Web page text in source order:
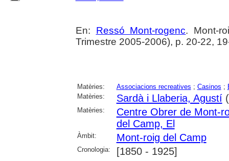
En: Ressó Mont-rogenc. Mont-
Trimestre 2005-2006), p. 20-22,
Matèries: Associacions recreatives ; Casinos ;
Matèries:
Sardà i Llaberia, Agustí
Matèries:
Centre Obrer de Mont-
del Camp, El
Àmbit: Mont-roig del Camp
Cronologia: [1850 - 1925]